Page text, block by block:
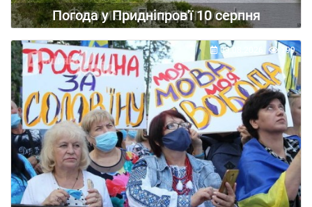
Погода у Придніпров'ї 10 серпня
09.08.2026 199